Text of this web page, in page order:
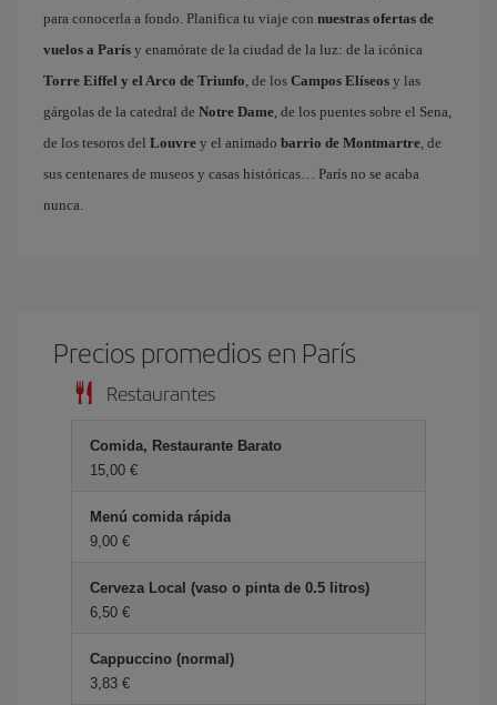
para conocerla a fondo. Planifica tu viaje con nuestras ofertas de
vuelos a París y enamórate de la ciudad de la luz: de la icónica
Torre Eiffel y el Arco de Triunfo, de los Campos Elíseos y las
gárgolas de la catedral de Notre Dame, de los puentes sobre el Sena,
de los tesoros del Louvre y el animado barrio de Montmartre, de
sus centenares de museos y casas históricas… París no se acaba
nunca.
Precios promedios en París
Restaurantes
Comida, Restaurante Barato
15,00 €
Menú comida rápida
9,00 €
Cerveza Local (vaso o pinta de 0.5 litros)
6,50 €
Cappuccino (normal)
3,83 €